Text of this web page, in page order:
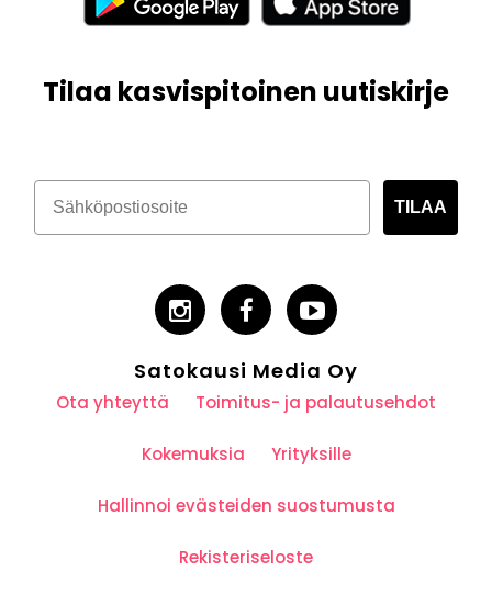
Tilaa kasvispitoinen uutiskirje
TILAA
Satokausi Media Oy
Ota yhteyttä Toimitus- ja palautusehdot
Kokemuksia Yrityksille
Hallinnoi evästeiden suostumusta
Rekisteriseloste